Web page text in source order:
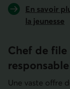
En savoir
la jeunesse
Chef de file
responsable
Une vaste offre